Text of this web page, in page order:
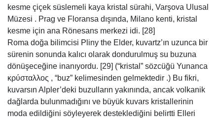
kesme çiçek süslemeli kaya kristal sürahi, Varşova Ulusal
Müzesi . Prag ve Floransa dışında, Milano kenti, kristal
kesme için ana Rönesans merkezi idi. [28]
Roma doğa bilimcisi Pliny the Elder, kuvartz’ın uzunca bir
sürenin sonunda kalıcı olarak dondurulmuş su buzuna
dönüşeceğine inanıyordu. [29] (“kristal” sözcüğü Yunanca
κρύσταλλος , “buz” kelimesinden gelmektedir .) Bu fikri,
kuvarsın Alpler’deki buzulların yakınında, ancak volkanik
dağlarda bulunmadığını ve büyük kuvars kristallerinin
moda edildiğini söyleyerek desteklediğini belirtti Elleri